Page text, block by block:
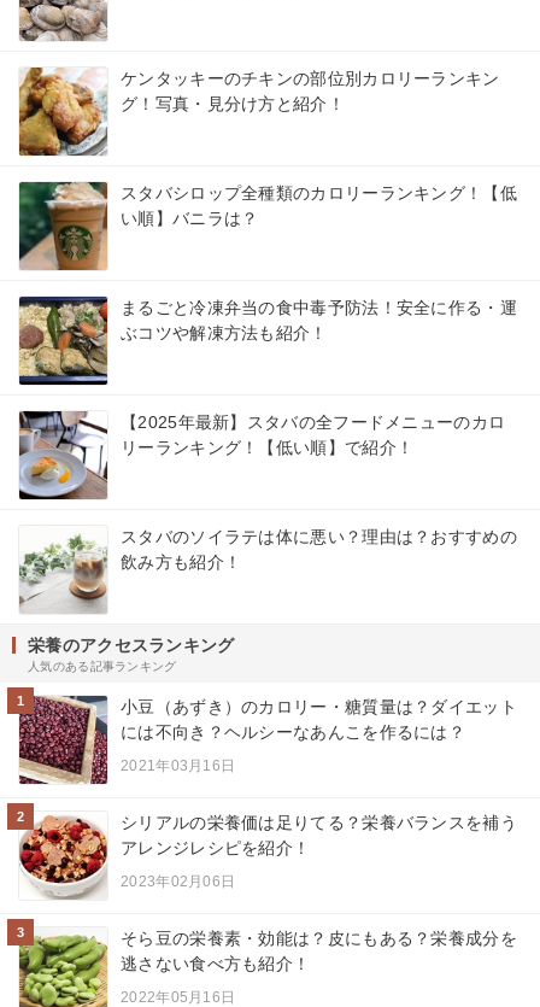
ケンタッキーのチキンの部位別カロリーランキン
グ！写真・見分け方と紹介！
スタバシロップ全種類のカロリーランキング！【低
い順】バニラは？
まるごと冷凍弁当の食中毒予防法！安全に作る・運
ぶコツや解凍方法も紹介！
【2025年最新】スタバの全フードメニューのカロ
リーランキング！【低い順】で紹介！
スタバのソイラテは体に悪い？理由は？おすすめの
飲み方も紹介！
栄養のアクセスランキング
人気のある記事ランキング
1
小豆（あずき）のカロリー・糖質量は？ダイエット
には不向き？ヘルシーなあんこを作るには？
2021年03月16日
2
シリアルの栄養価は足りてる？栄養バランスを補う
アレンジレシピを紹介！
2023年02月06日
3
そら豆の栄養素・効能は？皮にもある？栄養成分を
逃さない食べ方も紹介！
2022年05月16日